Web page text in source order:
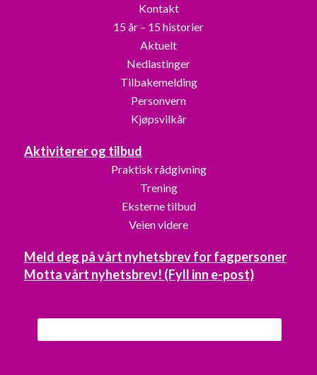
Kontakt
15 år – 15 historier
Aktuelt
Nedlastinger
Tilbakemelding
Personvern
Kjøpsvilkår
Aktiviterer og tilbud
Praktisk rådgivning
Trening
Eksterne tilbud
Veien videre
Meld deg på vårt nyhetsbrev for fagpersoner
Motta vårt nyhetsbrev! (Fyll inn e-post)